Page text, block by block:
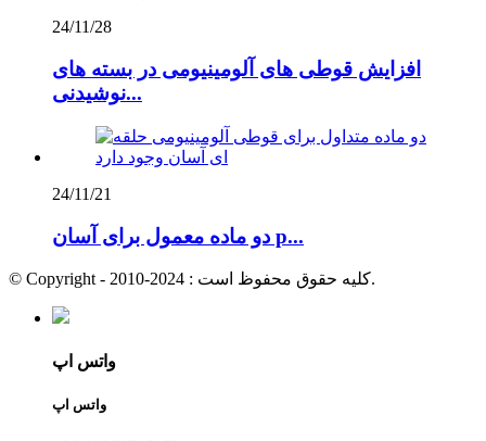
24/11/28
افزایش قوطی های آلومینیومی در بسته های
نوشیدنی...
24/11/21
دو ماده معمول برای آسان p...
© Copyright - 2010-2024 : کلیه حقوق محفوظ است.
واتس اپ
واتس اپ